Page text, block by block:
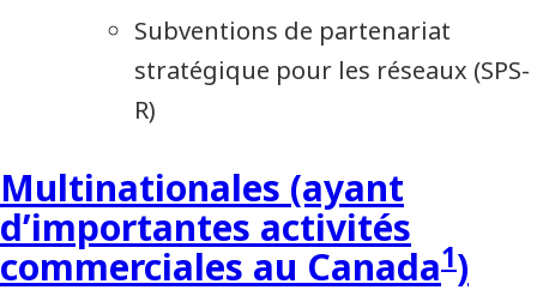
Subventions de partenariat
stratégique pour les réseaux (SPS-
R)
Multinationales (ayant
d’importantes activités
commerciales au Canada1)